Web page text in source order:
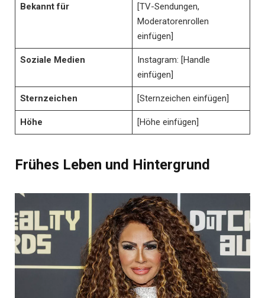
Bekannt für
[TV-Sendungen,
Moderatorenrollen
einfügen]
Soziale Medien
Instagram: [Handle
einfügen]
Sternzeichen [Sternzeichen einfügen]
Höhe [Höhe einfügen]
Frühes Leben und Hintergrund